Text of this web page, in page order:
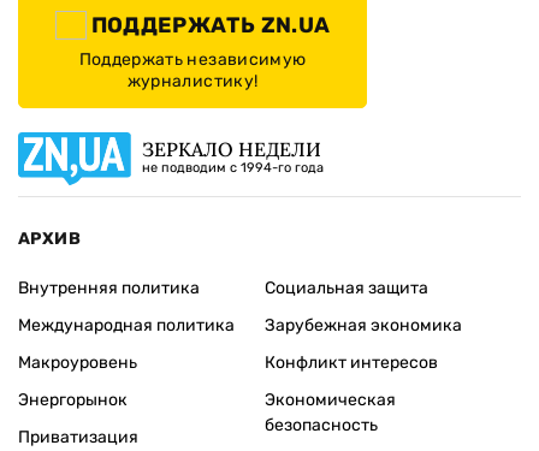
ПОДДЕРЖАТЬ ZN.UA
Поддержать независимую
журналистику!
ЗЕРКАЛО НЕДЕЛИ
не подводим с 1994-го года
АРХИВ
Внутренняя политика
Международная политика
Макроуровень
Энергорынок
Приватизация
Социальная защита
Зарубежная экономика
Конфликт интересов
Экономическая
безопасность